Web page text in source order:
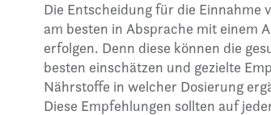
Die Entscheidung für die Einnahme
am besten in Absprache mit einem
erfolgen. Denn diese können die
besten einschätzen und gezielte
Nährstoffe in welcher Dosierung
Diese Empfehlungen sollten auf